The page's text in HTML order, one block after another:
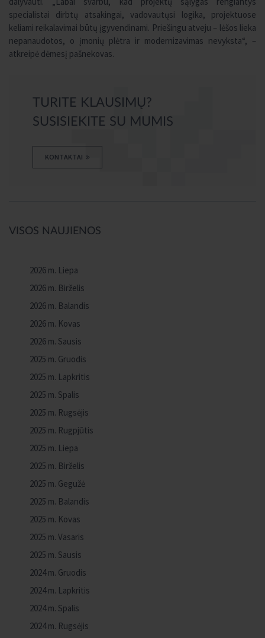
specialistai dirbtų atsakingai, vadovautųsi logika, projektuose
keliami reikalavimai būtų įgyvendinami. Priešingu atveju – lėšos lieka
nepanaudotos, o įmonių plėtra ir modernizavimas nevyksta“, –
atkreipė dėmesį pašnekovas.
TURITE KLAUSIMŲ?
SUSISIEKITE SU MUMIS
KONTAKTAI
VISOS NAUJIENOS
2026 m. Liepa
2026 m. Birželis
2026 m. Balandis
2026 m. Kovas
2026 m. Sausis
2025 m. Gruodis
2025 m. Lapkritis
2025 m. Spalis
2025 m. Rugsėjis
2025 m. Rugpjūtis
2025 m. Liepa
2025 m. Birželis
2025 m. Gegužė
2025 m. Balandis
2025 m. Kovas
2025 m. Vasaris
2025 m. Sausis
2024 m. Gruodis
2024 m. Lapkritis
2024 m. Spalis
2024 m. Rugsėjis